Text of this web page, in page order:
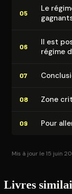
05
Le
06
Il est
régime
07
08 Zone
09 Pour
Mis à jour le 15 juin
Livres